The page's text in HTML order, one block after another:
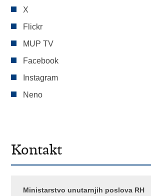
X
Flickr
MUP TV
Facebook
Instagram
Neno
Kontakt
Ministarstvo unutarnjih poslova RH